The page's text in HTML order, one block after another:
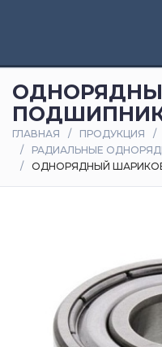
и
статьи
Оплата
доставка
ПОДШИПНИК
ГЛАВНАЯ ПРОДУКЦИЯ
РАДИАЛЬНЫЕ
ОДНОРЯДНЫЙ